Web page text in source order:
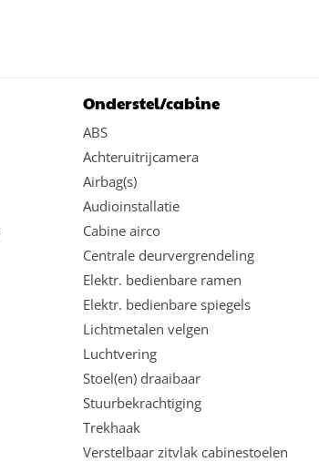
Onderstel/cabine
ABS
Achteruitrijcamera
Airbag(s)
Audioinstallatie
Cabine airco
Centrale deurvergrendeling
Elektr. bedienbare ramen
Elektr. bedienbare spiegels
Lichtmetalen velgen
Luchtvering
Stoel(en) draaibaar
Stuurbekrachtiging
Trekhaak
Verstelbaar zitvlak cabinestoelen